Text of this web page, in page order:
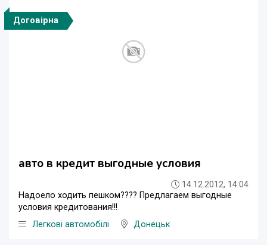
Договірна
авто в кредит выгодные условия
14.12.2012, 14:04
Надоело ходить пешком???? Предлагаем выгодные
условия кредитования!!!
Легкові автомобілі
Донецьк